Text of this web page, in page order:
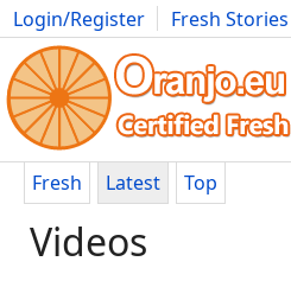
Login/Register Fresh Stories
Movies Anime Music Art
Fresh Latest Top
Videos